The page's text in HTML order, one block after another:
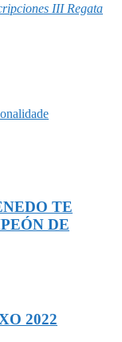
III Regata
TE
DE
2022